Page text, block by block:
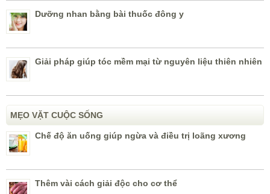
Dưỡng nhan bằng bài thuốc đông y
Giải pháp giúp tóc mềm mại từ nguyên liệu thiên nhiên
MẸO VẶT CUỘC SỐNG
Chế độ ăn uống giúp ngừa và điều trị loãng xương
Thêm vài cách giải độc cho cơ thể